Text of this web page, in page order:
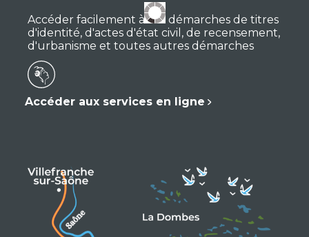
Accéder facilement à vos démarches de titres
d'identité, d'actes d'état civil, de recensement,
d'urbanisme et toutes autres démarches
Accéder aux services en ligne